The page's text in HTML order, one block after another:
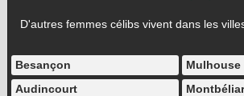
D'autres femmes célibs vivent dans les
Besançon
Mulhouse
Audincourt